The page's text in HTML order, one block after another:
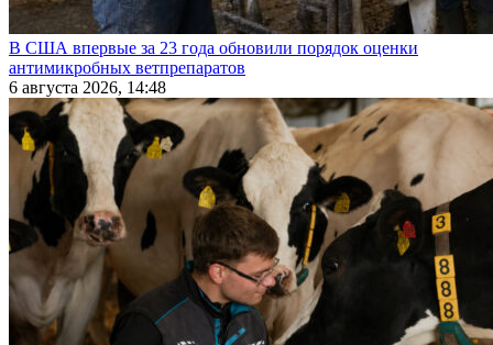
В США впервые за 23 года обновили порядок оценки
антимикробных ветпрепаратов
6 августа 2026, 14:48